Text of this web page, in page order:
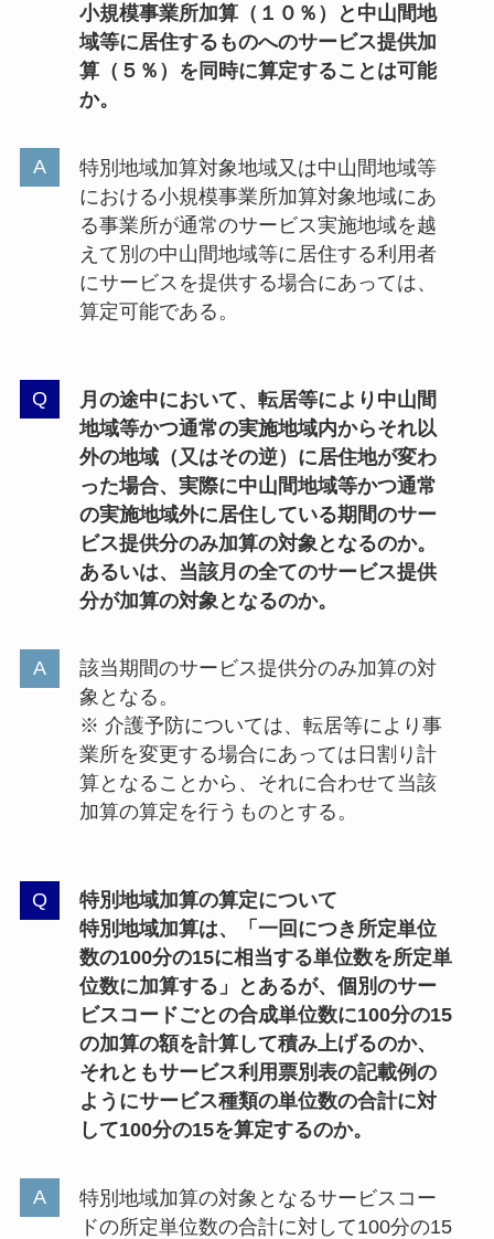
小規模事業所加算（１０％）と中山間地
域等に居住するものへのサービス提供加
算（５％）を同時に算定することは可能
か。
特別地域加算対象地域又は中山間地域等
における小規模事業所加算対象地域にあ
る事業所が通常のサービス実施地域を越
えて別の中山間地域等に居住する利用者
にサービスを提供する場合にあっては、
算定可能である。
月の途中において、転居等により中山間
地域等かつ通常の実施地域内からそれ以
外の地域（又はその逆）に居住地が変わ
った場合、実際に中山間地域等かつ通常
の実施地域外に居住している期間のサー
ビス提供分のみ加算の対象となるのか。
あるいは、当該月の全てのサービス提供
分が加算の対象となるのか。
該当期間のサービス提供分のみ加算の対
象となる。
※ 介護予防については、転居等により事
業所を変更する場合にあっては日割り計
算となることから、それに合わせて当該
加算の算定を行うものとする。
特別地域加算の算定について
特別地域加算は、「一回につき所定単位
数の100分の15に相当する単位数を所定単
位数に加算する」とあるが、個別のサー
ビスコードごとの合成単位数に100分の15
の加算の額を計算して積み上げるのか、
それともサービス利用票別表の記載例の
ようにサービス種類の単位数の合計に対
して100分の15を算定するのか。
特別地域加算の対象となるサービスコー
ドの所定単位数の合計に対して100分の15